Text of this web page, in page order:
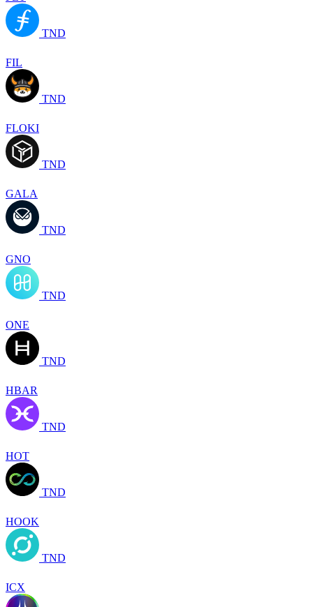
TND
FIL
TND
FLOKI
TND
GALA
TND
GNO
TND
ONE
TND
HBAR
TND
HOT
TND
HOOK
TND
ICX